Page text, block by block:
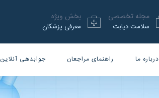
مجله تخصصی
سلامت دیابت
بخش ویژه
معرفی پزشکان
درباره ما راهنمای مراجعان جوابدهی آنلاین